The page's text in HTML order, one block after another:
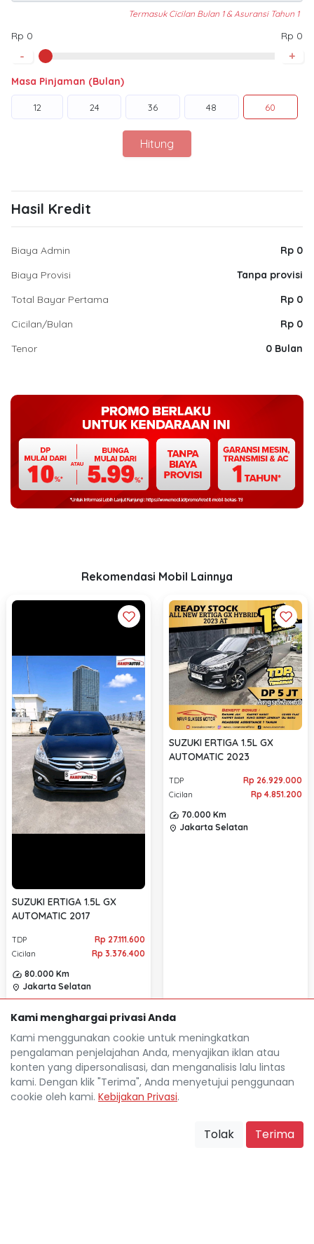
Termasuk Cicilan Bulan 1 & Asuransi Tahun 1
Rp 0 Rp 0
- +
Masa Pinjaman (Bulan)
12 24 36 48 60
Hitung
Hasil Kredit
Biaya Admin
Rp 0
Biaya Provisi
Tanpa provisi
Total Bayar Pertama
Rp 0
Cicilan/Bulan
Rp 0
Tenor
0 Bulan
Rekomendasi Mobil Lainnya
SUZUKI ERTIGA 1.5L GX
AUTOMATIC 2017
TDP Rp 27.111.600
Cicilan
Rp 3.376.400
80.000 Km
location_on Jakarta Selatan
SUZUKI ERTIGA 1.5L GX
AUTOMATIC 2023
TDP Rp 26.929.000
Cicilan
Rp 4.851.200
70.000 Km
location_on Jakarta Selatan
HONDA FREED 1.5L E
Kami menghargai privasi Anda
Kami menggunakan cookie untuk meningkatkan
pengalaman penjelajahan Anda, menyajikan iklan atau
konten yang dipersonalisasi, dan menganalisis lalu lintas
kami. Dengan klik "Terima", Anda menyetujui penggunaan
cookie oleh kami. Kebijakan Privasi.
Tolak Terima